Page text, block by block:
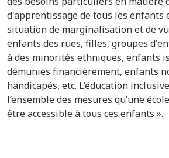
d'apprentissage de tous les enfants
situation de marginalisation et de
enfants des rues, filles, groupes
à des minorités ethniques, enfants
démunies financièrement, enfants
handicapés, etc. L’éducation
l’ensemble des mesures qu’une
être accessible à tous ces enfants ».